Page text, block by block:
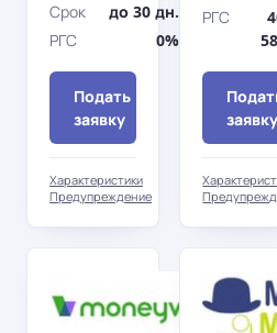
Срок
до 30 дн.
РГС
0%
Подать
заявку
Характеристики
Предупреждение
РГС
заявку